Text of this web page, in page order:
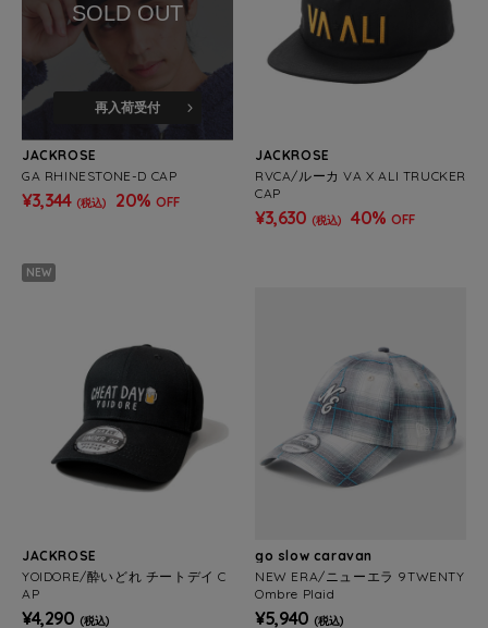
SOLD OUT
再入荷受付
JACKROSE
GA RHINESTONE-D CAP
¥3,344 (税込) 20% OFF
JACKROSE
RVCA/ルーカ VA X ALI TRUCKER
CAP
¥3,630 (税込) 40% OFF
NEW
JACKROSE
YOIDORE/酔いどれ チートデイ C
AP
¥4,290 (税込)
go slow caravan
NEW ERA/ニューエラ 9TWENTY
Ombre Plaid
¥5,940 (税込)